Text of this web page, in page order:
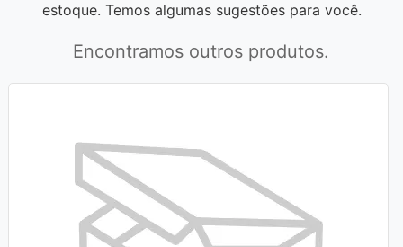
estoque. Temos algumas sugestões para você.
Encontramos outros produtos.